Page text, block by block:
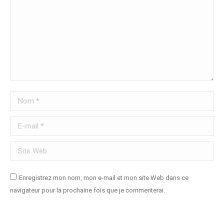
Nom *
E-mail *
Site Web
Enregistrez mon nom, mon e-mail et mon site Web dans ce
navigateur pour la prochaine fois que je commenterai.